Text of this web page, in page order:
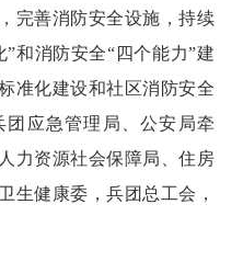
完善消防安全设施，持续
和消防安全“四个能力”建
准化建设和社区消防安全
应急管理局、公安局牵
力资源社会保障局、住房
生健康委，兵团总工会，